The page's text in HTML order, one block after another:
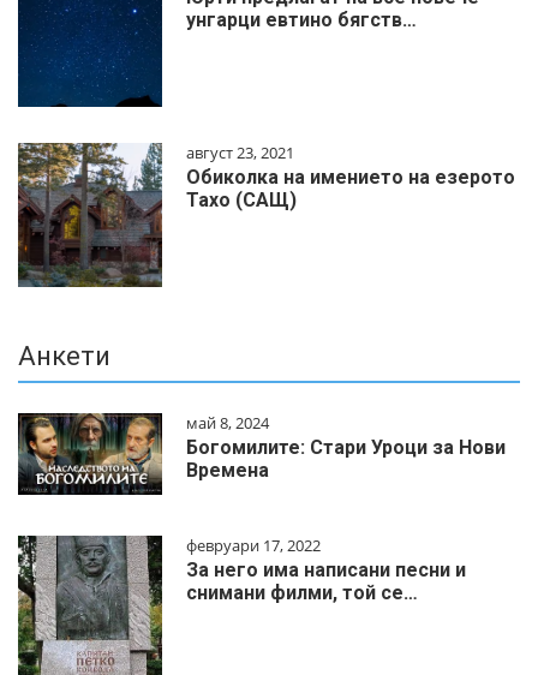
унгарци евтино бягств…
август 23, 2021
Обиколка на имението на езерото
Тахо (САЩ)
Анкети
май 8, 2024
Богомилите: Стари Уроци за Нови
Времена
февруари 17, 2022
За него има написани песни и
снимани филми, той се…